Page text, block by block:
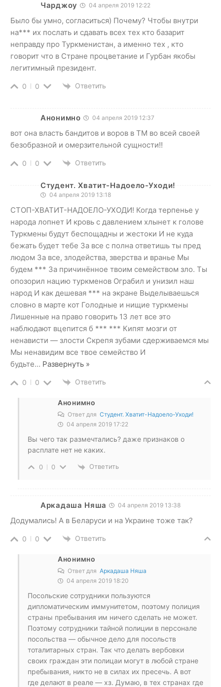
Чарджоу 04 апреля 2019 12:22
Было бы умно, согласиться) Почему? Чтобы внутри
на*** их послать и сдавать всех тех кто базарит
неправду про Туркменистан, а именно тех , кто
говорит что в Стране процветание и Гурбан якобы
легитимный президент.
0 0 Ответить
Анонимно 04 апреля 2019 12:37
вот она власть бандитов и воров в ТМ во всей своей
безобразной и омерзительной сущности!!
0 0 Ответить
Студент. Хватит-Надоело-Уходи!
04 апреля 2019 13:18
СТОП-ХВАТИТ-НАДОЕЛО-УХОДИ! Когда терпенье у
народа лопнет И кровь с давлением хлынет к голове
Туркмены будут беспощадны и жестоки И не куда
бежать будет тебе За все с полна ответишь ты пред
людом За все, злодейства, зверства и вранье Мы
будем *** За причинённое твоим семейством зло. Ты
опозорил нацию туркменов Ограбил и унизил наш
народ И как дешевая *** на экране Выделываешься
словно в марте кот Голодные и нищие туркмены
Лишенные на право говорить 13 лет все это
наблюдают вцепится б *** *** Кипят мозги от
ненависти — злости Скрепя зубами сдерживаемся мы
Мы ненавидим все твое семейство И
будьте… Развернуть »
0 0 Ответить
Анонимно
Ответ для Студент. Хватит-Надоело-Уходи!
04 апреля 2019 17:22
Вы чего так размечтались? даже признаков о
расплате нет не каких.
0 0 Ответить
Аркадаша Няша 04 апреля 2019 13:38
Додумались! А в Беларуси и на Украине тоже так?
0 0 Ответить
Анонимно
Ответ для Аркадаша Няша
04 апреля 2019 18:20
Посольские сотрудники пользуются
дипломатическим иммунитетом, поэтому полиция
страны пребывания им ничего сделать не может.
Поэтому сотрудники тайной полиции в персонале
посольства — обычное дело для посольств
тоталитарных стран. Так что делать вербовки
своих граждан эти полицаи могут в любой стране
пребывания, никто не в силах их пресечь. А вот
где делают в реале — хз. Думаю, в тех странах где